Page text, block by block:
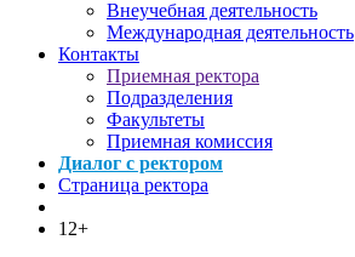
Внеучебная деятельность
Международная деятельность
Контакты
Приемная ректора
Подразделения
Факультеты
Приемная комиссия
Диалог с ректором
Страница ректора
12+